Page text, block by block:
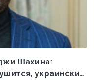
Шахина:
украинский